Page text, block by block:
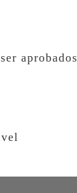
aprobados